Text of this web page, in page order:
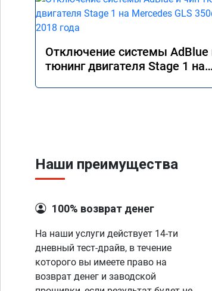
Отключение системы AdBlue
тюнинг двигателя Stage 1 на
Наши преимущества
100% возврат денег
На наши услуги действует 14-ти
дневный тест-драйв, в течение
которого вы имеете право на
возврат денег и заводской